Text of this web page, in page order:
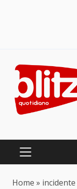
content
PRIMARY
Home » incidente